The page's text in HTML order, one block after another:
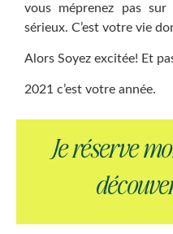
vous méprenez pas
sérieux. C’est votre vie
Alors Soyez excitée! Et
2021 c’est votre année.
Je réserve